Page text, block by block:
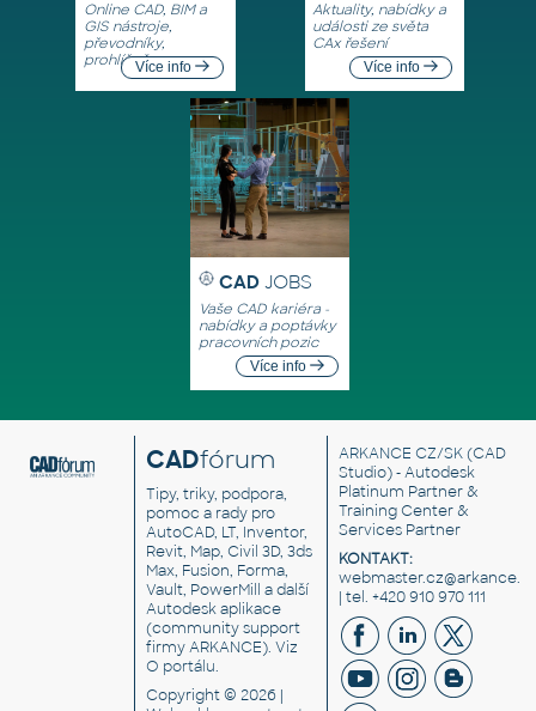
Online CAD, BIM a
GIS nástroje,
převodníky,
prohlížečeVíce info
Aktuality, nabídky a
události ze světa
CAx řešení
Více info
CAD JOBS
Vaše CAD kariéra -
nabídky a poptávky
pracovních pozic
Více info
CADfórum
Tipy, triky, podpora,
pomoc a rady pro
AutoCAD, LT, Inventor,
Revit, Map, Civil 3D, 3ds
Max, Fusion, Forma,
Vault, PowerMill a další
Autodesk aplikace
(community support
firmy ARKANCE). Viz
O portálu.
Copyright © 2026 |
ARKANCE CZ/SK(CAD
Studio) - Autodesk
Platinum Partner &
Training Center &
Services Partner
KONTAKT:
| tel. +420 910 970 111